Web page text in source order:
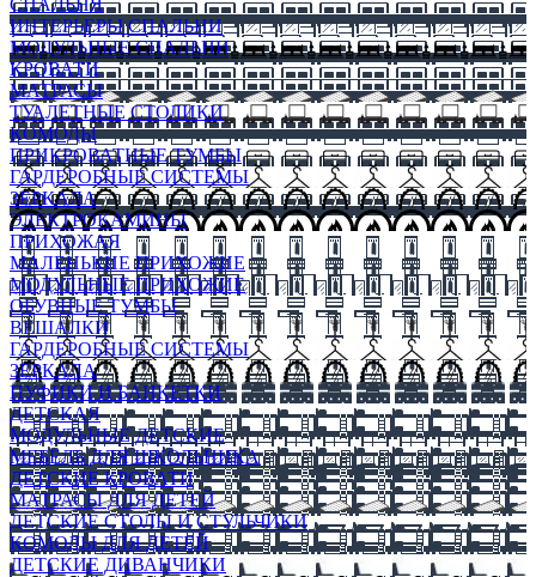
СПАЛЬНЯ
ИНТЕРЬЕРЫ СПАЛЬНИ
МОДУЛЬНЫЕ СПАЛЬНИ
КРОВАТИ
МАТРАСЫ
ТУАЛЕТНЫЕ СТОЛИКИ
КОМОДЫ
ПРИКРОВАТНЫЕ ТУМБЫ
ГАРДЕРОБНЫЕ СИСТЕМЫ
ЗЕРКАЛА
ЭЛЕКТРОКАМИНЫ
ПРИХОЖАЯ
МАЛЕНЬКИЕ ПРИХОЖИЕ
МОДУЛЬНЫЕ ПРИХОЖИЕ
ОБУВНЫЕ ТУМБЫ
ВЕШАЛКИ
ГАРДЕРОБНЫЕ СИСТЕМЫ
ЗЕРКАЛА
ПУФИКИ И БАНКЕТКИ
ДЕТСКАЯ
МОДУЛЬНЫЕ ДЕТСКИЕ
МЕБЕЛЬ ДЛЯ ШКОЛЬНИКА
ДЕТСКИЕ КРОВАТИ
МАТРАСЫ ДЛЯ ДЕТЕЙ
ДЕТСКИЕ СТОЛЫ И СТУЛЬЧИКИ
КОМОДЫ ДЛЯ ДЕТЕЙ
ДЕТСКИЕ ДИВАНЧИКИ